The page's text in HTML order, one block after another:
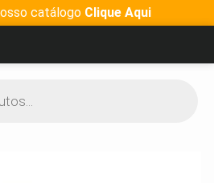
catálogo Clique Aqui